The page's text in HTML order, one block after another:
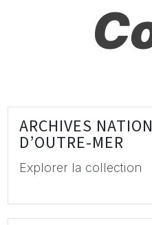
ARCHIVES
D’OUTRE-MER
Explorer la collection